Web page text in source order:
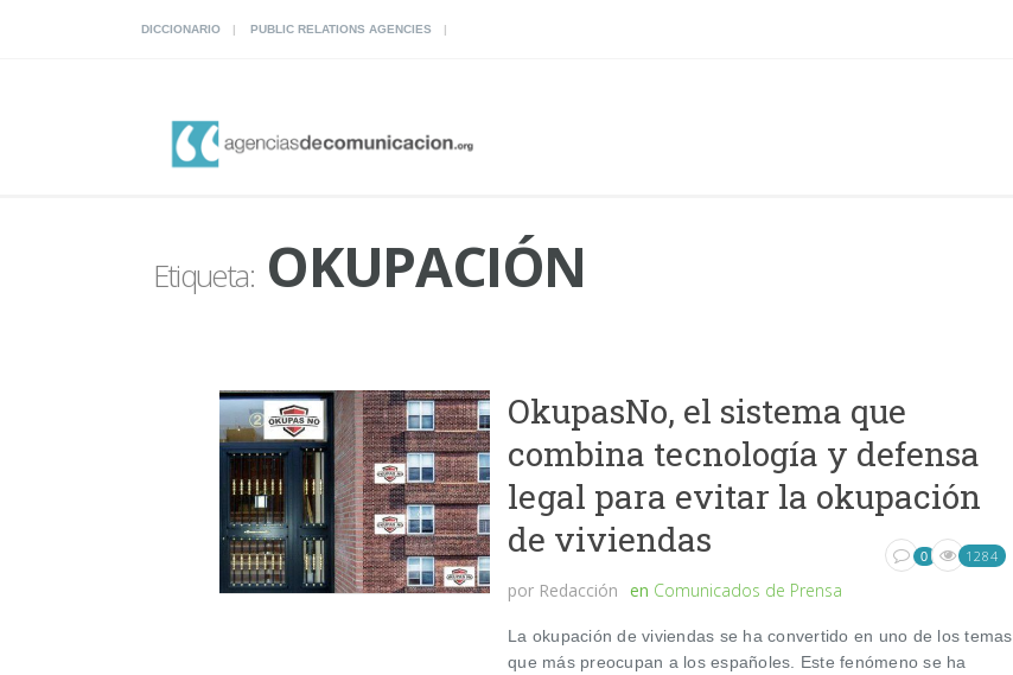
DICCIONARIO PUBLIC RELATIONS AGENCIES
Etiqueta:OKUPACIÓN
OkupasNo, el sistema que
combina tecnología y defensa
legal para evitar la okupación
de viviendas
por Redacción en Comunicados de Prensa
0 1284
La okupación de viviendas se ha convertido en uno de los temas
que más preocupan a los españoles. Este fenómeno se ha